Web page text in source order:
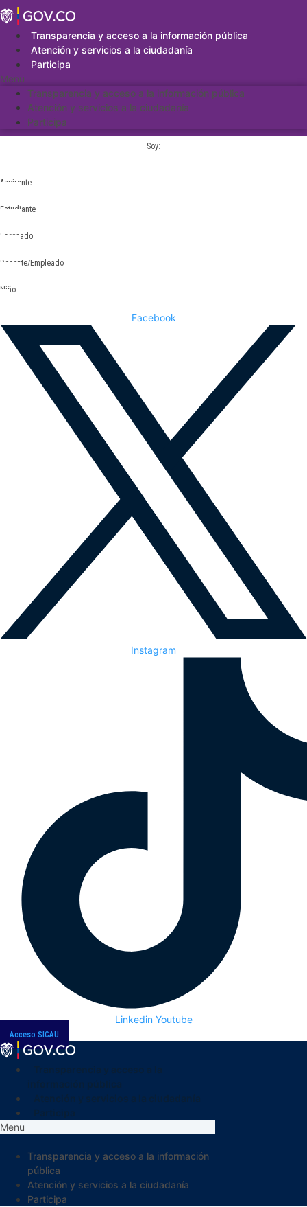
Saltar
al
contenidoTransparencia y acceso a la información pública
Atención y servicios a la ciudadanía
Participa
Menu
Transparencia y acceso a la información pública
Atención y servicios a la ciudadanía
Participa
Soy:
Aspirante
Estudiante
Egresado
Docente/Empleado
Niño
Facebook
Instagram
Linkedin Youtube
Acceso SICAU
Menu
Transparencia y acceso a la información
pública
Atención y servicios a la ciudadanía
Participa